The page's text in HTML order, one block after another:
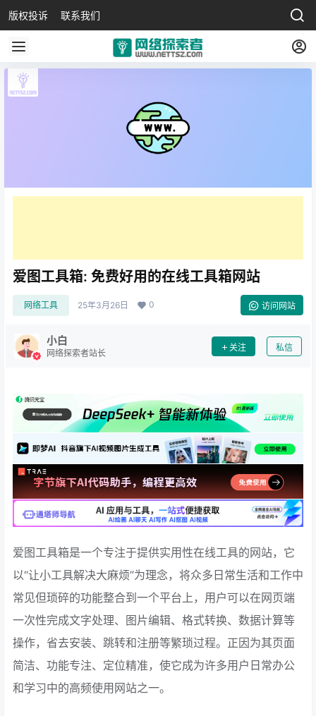
版权投诉 联系我们
爱图工具箱: 免费好用的在线工具箱网站
网络工具 25年3月26日 0 访问网站
小白
网络探索者站长
关注 私信
爱图工具箱是一个专注于提供实用性在线工具的网站，它
以“让小工具解决大麻烦”为理念，将众多日常生活和工作中
常见但琐碎的功能整合到一个平台上，用户可以在网页端
一次性完成文字处理、图片编辑、格式转换、数据计算等
操作，省去安装、跳转和注册等繁琐过程。正因为其页面
简洁、功能专注、定位精准，使它成为许多用户日常办公
和学习中的高频使用网站之一。